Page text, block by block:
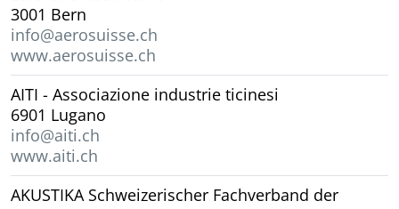
3001 Bern
info@aerosuisse.ch
www.aerosuisse.ch
AITI - Associazione industrie ticinesi
6901 Lugano
info@aiti.ch
www.aiti.ch
AKUSTIKA Schweizerischer Fachverband der